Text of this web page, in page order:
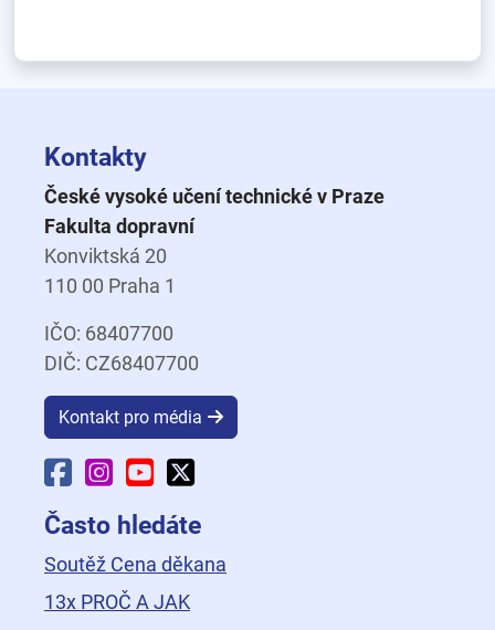
Kontakty
České vysoké učení technické v Praze
Fakulta dopravní
Konviktská 20
110 00 Praha 1
IČO: 68407700
DIČ: CZ68407700
Kontakt pro média
Facebook Fakulty dopravní
Instagram Fakulty dopravní
YouTube Fakulty dopravní
Často hledáte
Soutěž Cena děkana
13x PROČ A JAK